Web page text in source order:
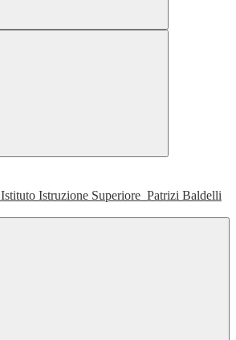
Istituto Istruzione Superiore Patrizi Baldelli